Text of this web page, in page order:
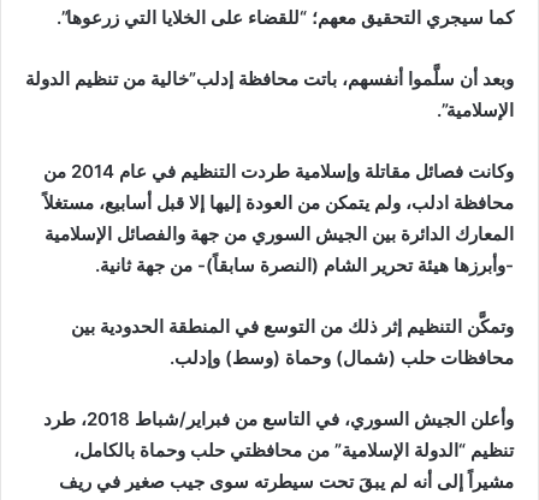
كما سيجري التحقيق معهم؛ “للقضاء على الخلايا التي زرعوها”.
وبعد أن سلَّموا أنفسهم، باتت محافظة إدلب”خالية من تنظيم الدولة
الإسلامية”.
وكانت فصائل مقاتلة وإسلامية طردت التنظيم في عام 2014 من
محافظة ادلب، ولم يتمكن من العودة إليها إلا قبل أسابيع، مستغلاً
المعارك الدائرة بين الجيش السوري من جهة والفصائل الإسلامية
-وأبرزها هيئة تحرير الشام (النصرة سابقاً)- من جهة ثانية.
وتمكَّن التنظيم إثر ذلك من التوسع في المنطقة الحدودية بين
محافظات حلب (شمال) وحماة (وسط) وإدلب.
وأعلن الجيش السوري، في التاسع من فبراير/شباط 2018، طرد
تنظيم “الدولة الإسلامية” من محافظتي حلب وحماة بالكامل،
مشيراً إلى أنه لم يبقَ تحت سيطرته سوى جيب صغير في ريف